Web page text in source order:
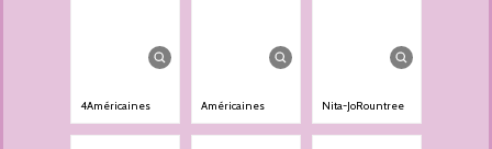
4Américaines Américaines Nita-JoRountree